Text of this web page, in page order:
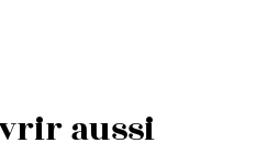
aussi